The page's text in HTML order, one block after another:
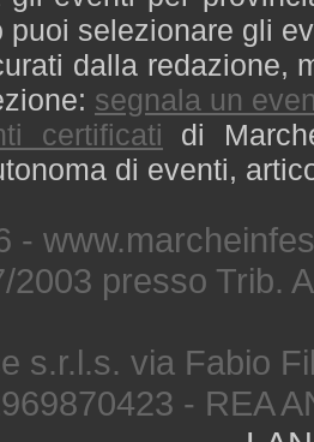
puoi selezionare gli
dalla redazione,
segnala un
certificati di
di eventi,
-
2003 presso Trib.
s.r.l.s. via Fabio
- REA